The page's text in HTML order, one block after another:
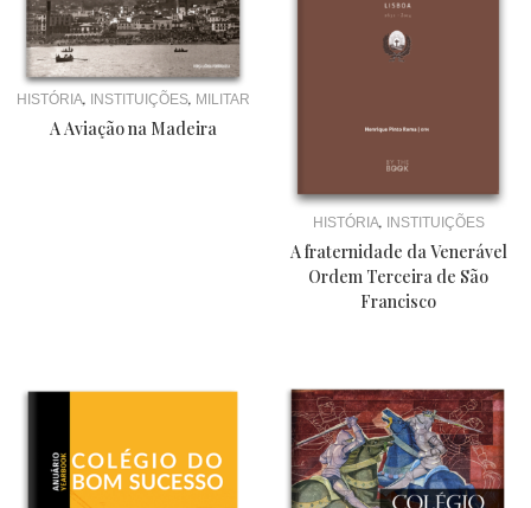
HISTÓRIA, INSTITUIÇÕES, MILITAR
A Aviação na Madeira
HISTÓRIA, INSTITUIÇÕES
A fraternidade da Venerável
Ordem Terceira de São
Francisco